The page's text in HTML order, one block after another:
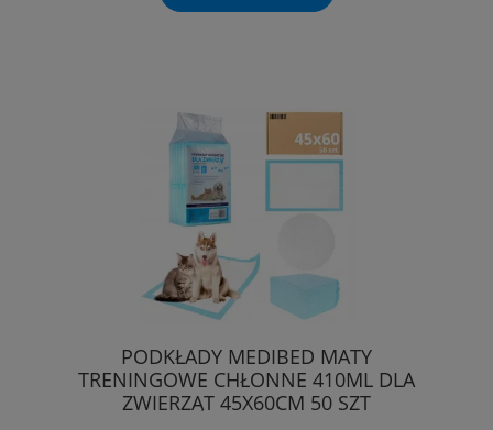
PODKŁADY MEDIBED MATY
TRENINGOWE CHŁONNE 410ML DLA
ZWIERZĄT 45X60CM 50 SZT